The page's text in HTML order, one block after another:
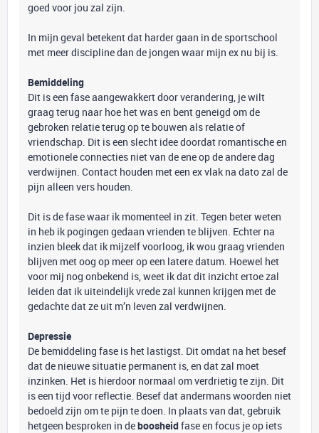
goed voor jou zal zijn.
In mijn geval betekent dat harder gaan in de sportschool
met meer discipline dan de jongen waar mijn ex nu bij is.
Bemiddeling
Dit is een fase aangewakkert door verandering, je wilt
graag terug naar hoe het was en bent geneigd om de
gebroken relatie terug op te bouwen als relatie of
vriendschap. Dit is een slecht idee doordat romantische en
emotionele connecties niet van de ene op de andere dag
verdwijnen. Contact houden met een ex vlak na dato zal de
pijn alleen vers houden.
Dit is de fase waar ik momenteel in zit. Tegen beter weten
in heb ik pogingen gedaan vrienden te blijven. Echter na
inzien bleek dat ik mijzelf voorloog, ik wou graag vrienden
blijven met oog op meer op een latere datum. Hoewel het
voor mij nog onbekend is, weet ik dat dit inzicht ertoe zal
leiden dat ik uiteindelijk vrede zal kunnen krijgen met de
gedachte dat ze uit m’n leven zal verdwijnen.
Depressie
De bemiddeling fase is het lastigst. Dit omdat na het besef
dat de nieuwe situatie permanent is, en dat zal moet
inzinken. Het is hierdoor normaal om verdrietig te zijn. Dit
is een tijd voor reflectie. Besef dat andermans woorden niet
bedoeld zijn om te pijn te doen. In plaats van dat, gebruik
hetgeen besproken in deboosheidfase en focus je op iets